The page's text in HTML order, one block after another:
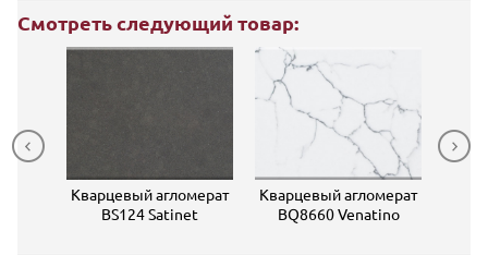
Смотреть следующий товар:
Кварцевый агломерат
BS124 Satinet
Кварцевый агломерат
BQ8660 Venatino